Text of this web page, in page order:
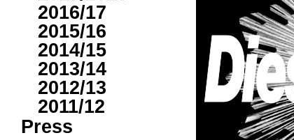
2016/17
2015/16
2014/15
2013/14
2012/13
2011/12
Press